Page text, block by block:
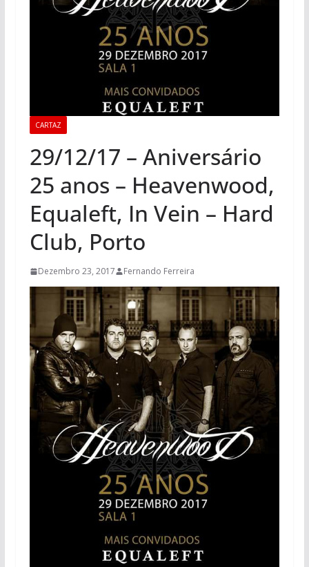
CARTAZ
29/12/17 – Aniversário
25 anos – Heavenwood,
Equaleft, In Vein – Hard
Club, Porto
Dezembro 23, 2017 Fernando Ferreira